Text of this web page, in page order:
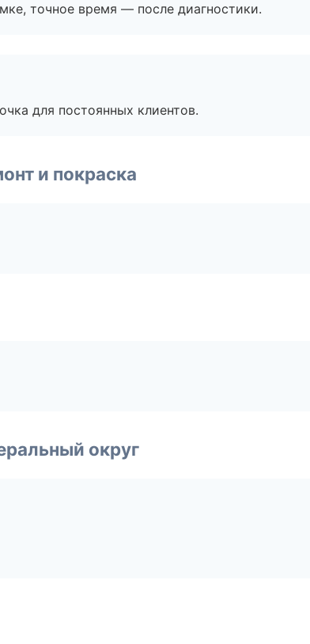
точное время — после диагностики.
для постоянных клиентов.
и покраска
округ